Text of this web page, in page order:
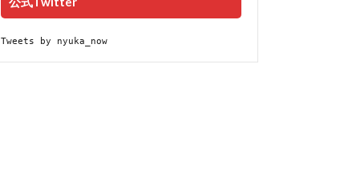
Tweets by nyuka_now